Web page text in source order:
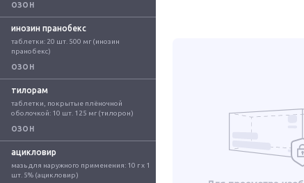
ОЗОН
инозин пранобекс
таблетки: 20 шт. 500 мг (инозин
пранобекс)
ОЗОН
тилорам
таблетки, покрытые плёночной
оболочкой: 10 шт. 125 мг (тилорон)
ОЗОН
ацикловир
мазь для наружного применения: 10 г x 1
шт. 5% (ацикловир)